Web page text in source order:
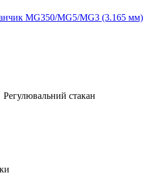
Регулювальний стакан